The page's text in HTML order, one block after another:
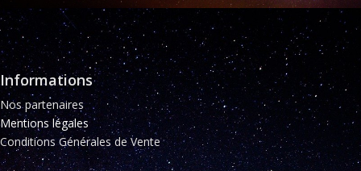
Informations
Nos partenaires
Mentions légales
Conditions Générales de Vente